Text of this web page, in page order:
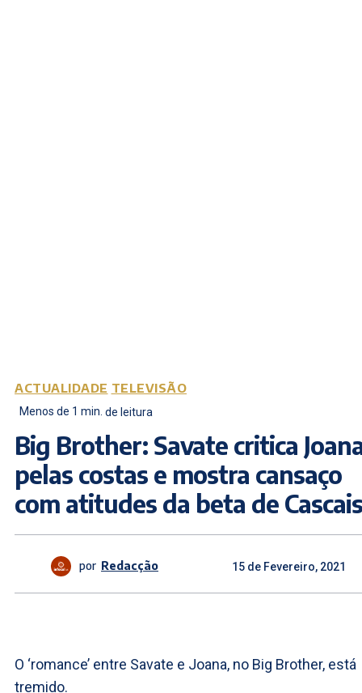
ACTUALIDADE TELEVISÃO
Menos de 1 min. de leitura
Big Brother: Savate critica
pelas costas e mostra cansaço
com atitudes da beta de Cascais
por Redacção 15 de Fevereiro, 2021
O ‘romance’ entre Savate e Joana, no Big Brother, está
tremido.